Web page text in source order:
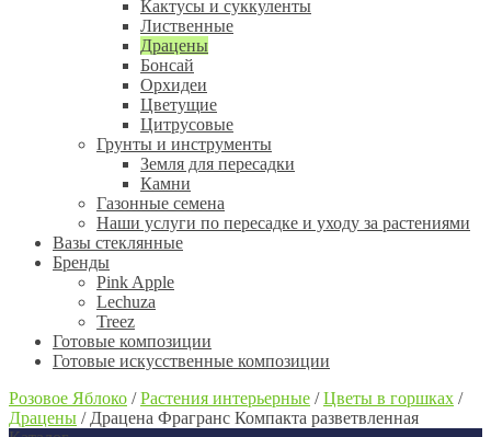
Кактусы и суккуленты
Лиственные
Драцены
Бонсай
Орхидеи
Цветущие
Цитрусовые
Грунты и инструменты
Земля для пересадки
Камни
Газонные семена
Наши услуги по пересадке и уходу за растениями
Вазы стеклянные
Бренды
Pink Apple
Lechuza
Treez
Готовые композиции
Готовые искусственные композиции
Розовое Яблоко /Растения интерьерные /Цветы в горшках /
Драцены / Драцена Фрагранс Компакта разветвленная